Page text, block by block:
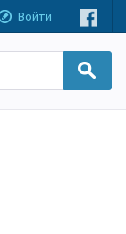
Войти